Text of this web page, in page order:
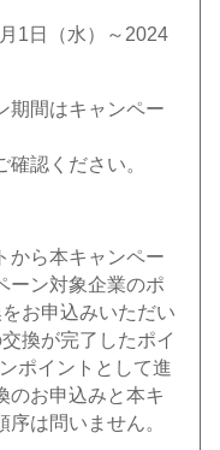
1日（水）～2024
期間はキャンペー
認ください。
から本キャンペー
ーン対象企業のポ
お申込みいただい
換が完了したポイ
ポイントとして進
のお申込みと本キ
は問いません。